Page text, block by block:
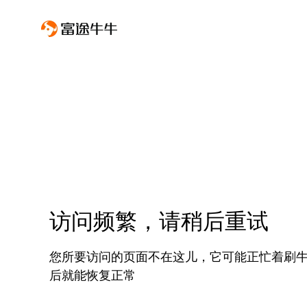
访问频繁，请稍后重试
您所要访问的页面不在这儿，它可能正忙着刷
后就能恢复正常